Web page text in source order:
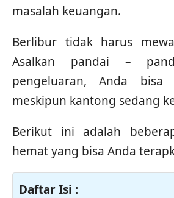
masalah keuangan.
Berlibur tidak harus
Asalkan pandai –
pengeluaran, Anda
meskipun kantong sedang
Berikut ini adalah
hemat yang bisa Anda
Daftar Isi :